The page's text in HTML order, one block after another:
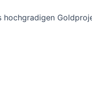
hochgradigen